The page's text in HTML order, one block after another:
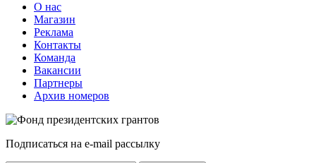
О нас
Магазин
Реклама
Контакты
Команда
Вакансии
Партнеры
Архив номеров
Подписаться на e-mail рассылку